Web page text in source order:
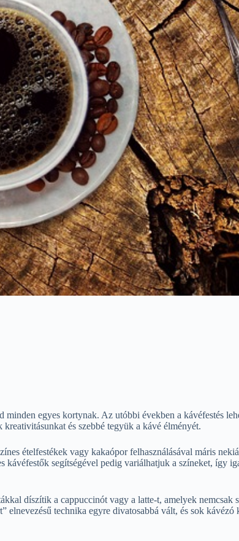
egyes kortynak. Az utóbbi években a kávéfestés
és szebbé tegyük a kávé élményét.
ételfestékek vagy kakaópor felhasználásával máris
segítségével pedig variálhatjuk a színeket, így
díszítik a cappuccinót vagy a latte-t, amelyek nemcsak
technika egyre divatosabbá vált, és sok kávézó